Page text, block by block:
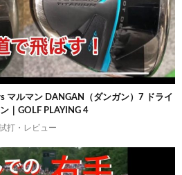
マルマン DANGAN（ダンガン）7 ドライ
｜GOLF PLAYING 4
打・レビュー